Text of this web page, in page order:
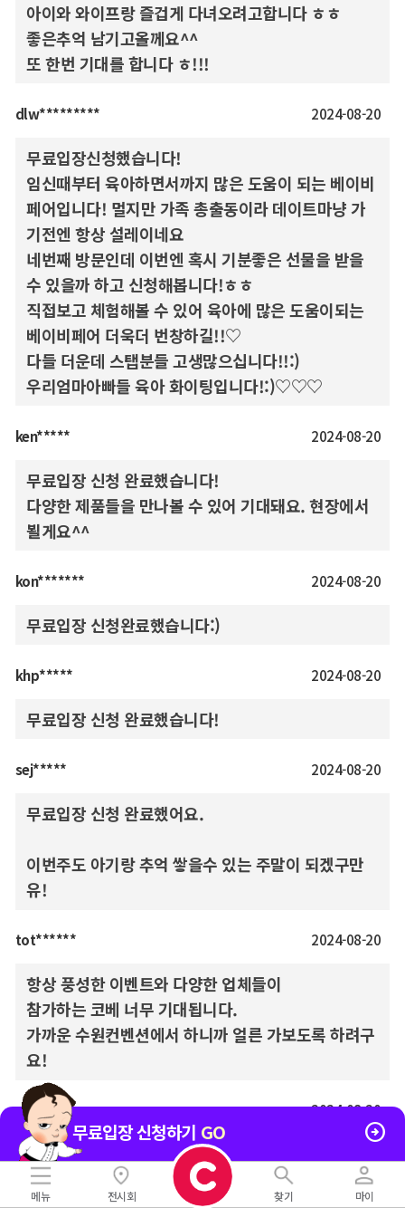
무료입장 신청하기 GO 
아이와 와이프랑 즐겁게 다녀오려고합니다 ㅎㅎ
좋은추억 남기고올께요^^
또 한번 기대를 합니다 ㅎ!!!
dlw********* 2024-08-20
무료입장신청했습니다!
임신때부터 육아하면서까지 많은 도움이 되는 베이비
페어입니다! 멀지만 가족 총출동이라 데이트마냥 가
기전엔 항상 설레이네요
네번째 방문인데 이번엔 혹시 기분좋은 선물을 받을
수 있을까 하고 신청해봅니다!ㅎㅎ
직접보고 체험해볼 수 있어 육아에 많은 도움이되는
베이비페어 더욱더 번창하길!!♡
다들 더운데 스탭분들 고생많으십니다!!:)
우리엄마아빠들 육아 화이팅입니다!:)♡♡♡
ken***** 2024-08-20
무료입장 신청 완료했습니다!
다양한 제품들을 만나볼 수 있어 기대돼요. 현장에서
뵐게요^^
kon******* 2024-08-20
무료입장 신청완료했습니다:)
khp***** 2024-08-20
무료입장 신청 완료했습니다!
sej***** 2024-08-20
무료입장 신청 완료했어요.
이번주도 아기랑 추억 쌓을수 있는 주말이 되겠구만
유!
tot****** 2024-08-20
항상 풍성한 이벤트와 다양한 업체들이
참가하는 코베 너무 기대됩니다.
가까운 수원컨벤션에서 하니까 얼른 가보도록 하려구
요!
amu*** 2024-08-20
곧 디데이 예정일 다가오는데 더 두근대는 마음으로
다녀오겠습니다.
메뉴 전시회 찾기 마이